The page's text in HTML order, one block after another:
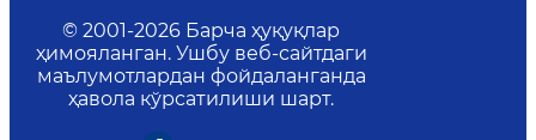
© 2001-2026 Барча ҳуқуқлар
ҳимояланган. Ушбу веб-сайтдаги
маълумотлардан фойдаланганда
ҳавола кўрсатилиши шарт.